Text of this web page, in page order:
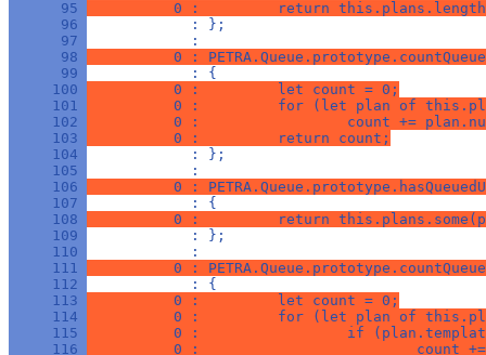
      95
0 :         return
      96
            : };
      97
            :
      98
0 :
      99
            : {
     100
          0 :         let count = 0;
     101
0 :         for (let plan of
     102
0 :                 count +=
     103
          0 :         return count;
     104
            : };
     105
            :
     106
0 :
     107
            : {
     108
0 :         return
     109
            : };
     110
            :
     111
0 :
     112
            : {
     113
          0 :         let count = 0;
     114
0 :         for (let plan of
     115
0 :                 if
     116
0 :                         count